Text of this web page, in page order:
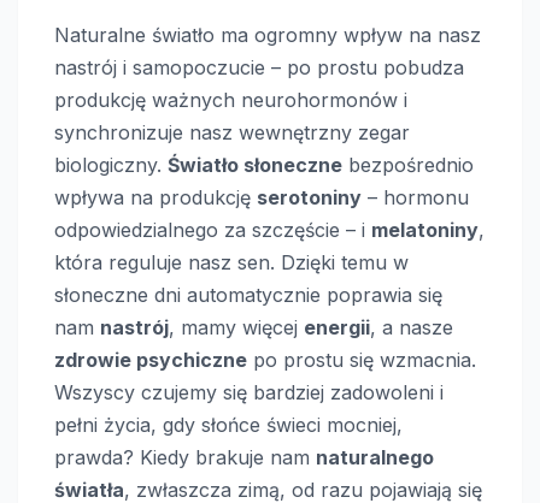
Naturalne światło ma ogromny wpływ na nasz
nastrój i samopoczucie – po prostu pobudza
produkcję ważnych neurohormonów i
synchronizuje nasz wewnętrzny zegar
biologiczny. Światło słoneczne bezpośrednio
wpływa na produkcję serotoniny – hormonu
odpowiedzialnego za szczęście – i melatoniny,
która reguluje nasz sen. Dzięki temu w
słoneczne dni automatycznie poprawia się
nam nastrój, mamy więcej energii, a nasze
zdrowie psychiczne po prostu się wzmacnia.
Wszyscy czujemy się bardziej zadowoleni i
pełni życia, gdy słońce świeci mocniej,
prawda? Kiedy brakuje nam naturalnego
światła, zwłaszcza zimą, od razu pojawiają się